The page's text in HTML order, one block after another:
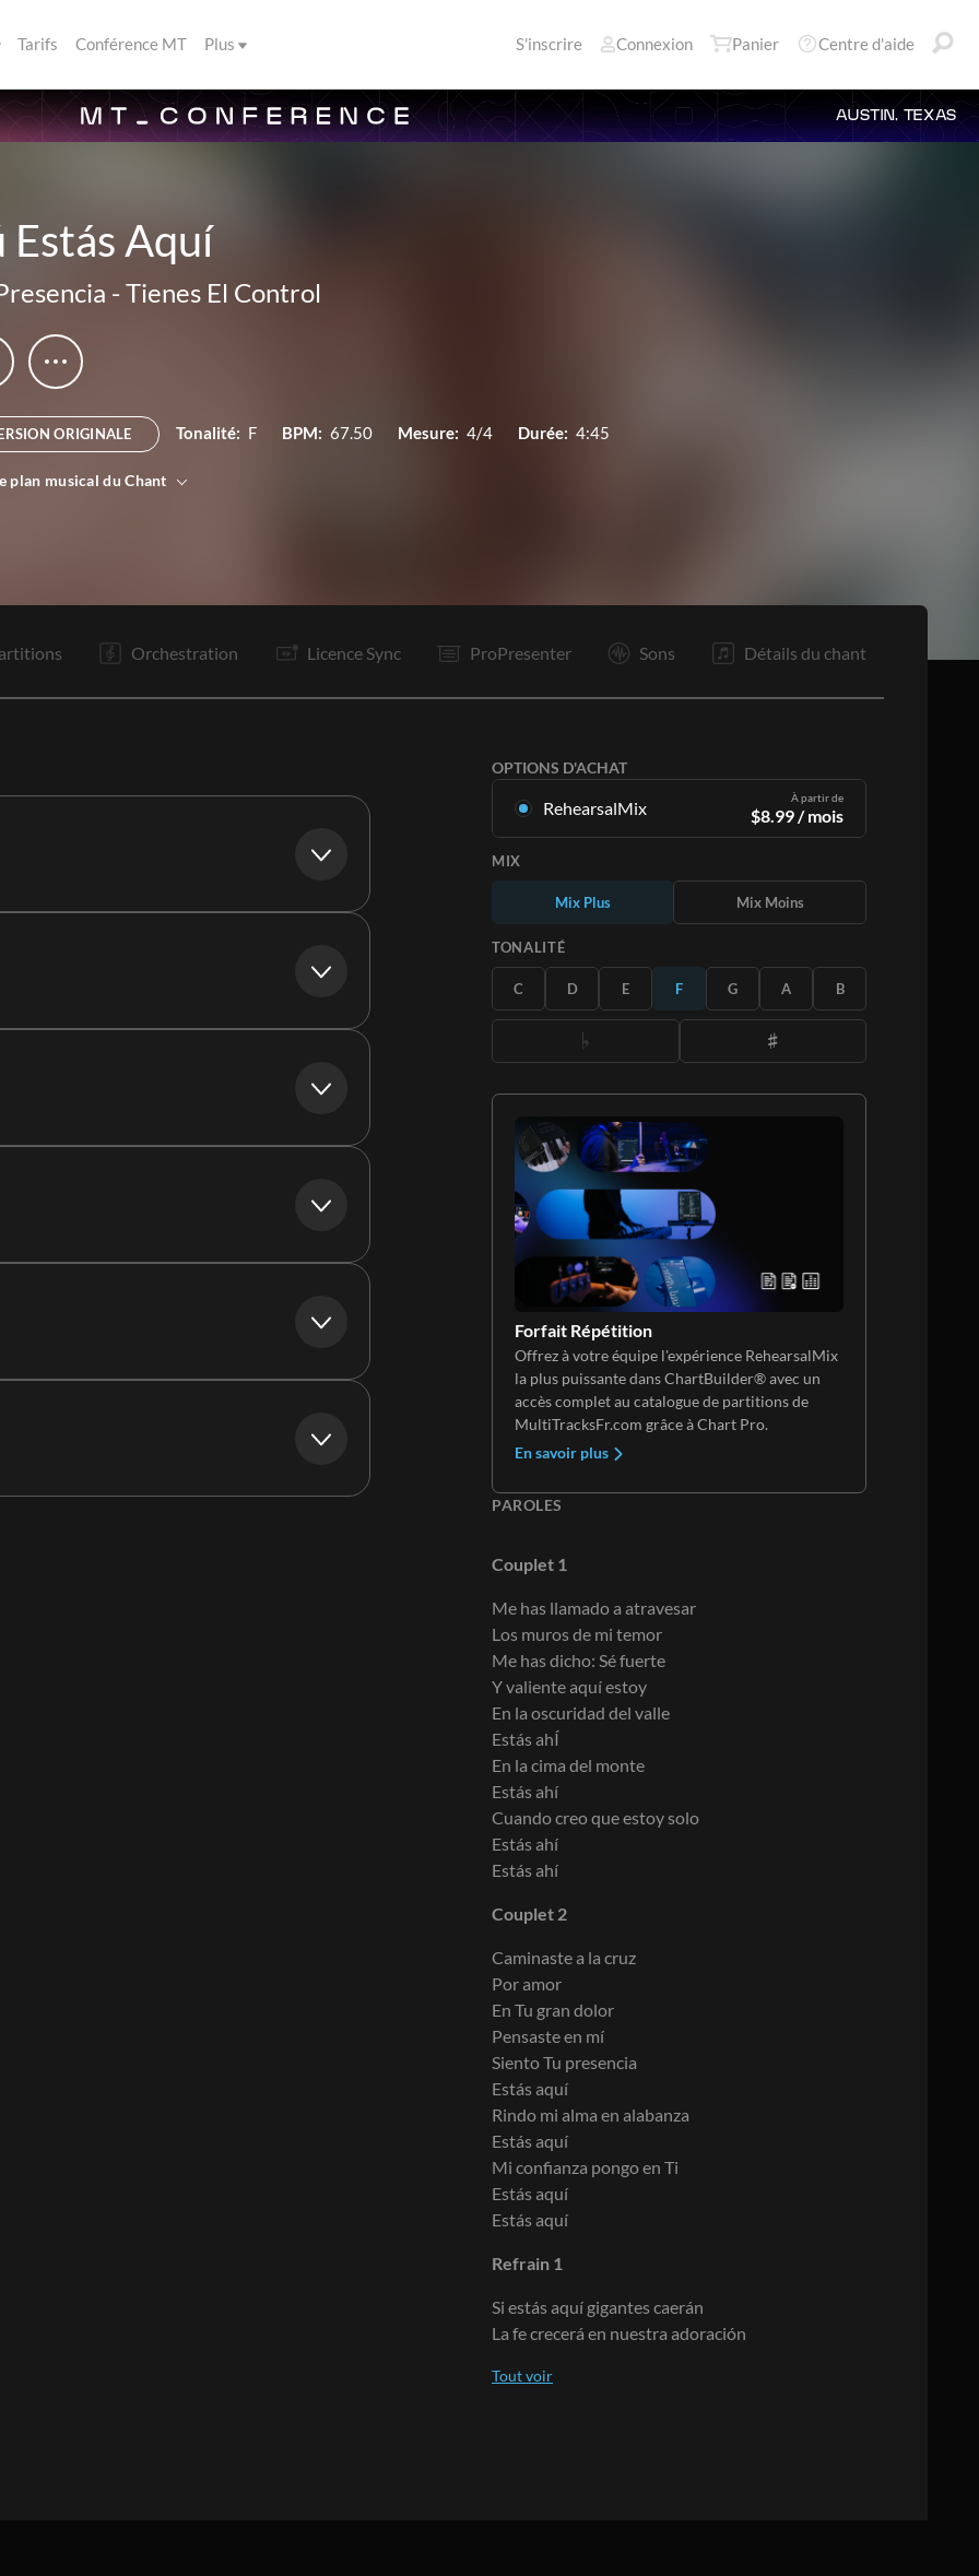
Tarifs Conférence MT Plus S'inscrire Connexion Panier Centre d'aide
AUSTIN, TEXAS
Estás Aquí
- Tienes El Control
ORIGINALE Tonalité: F BPM: 67.50 Mesure: 4/4 Durée: 4:45
plan musical du Chant
Orchestration Licence Sync ProPresenter Sons Détails du chant
OPTIONS D'ACHAT
RehearsalMix À partir de
$8.99/ mois
original. Disponible dans les 12 tonalités avec
des Mix Plus et Moins pour chaque partition et
En savoir plus
S'ABONNER
MIX
Mix Plus Mix Moins
TONALITÉ
C D E F G A B
Forfait Répétition
Offrez à votre équipe l'expérience RehearsalMix
la plus puissante dans ChartBuilder® avec un
accès complet au catalogue de partitions de
MultiTracksFr.com grâce à Chart Pro.
En savoir plus
PAROLES
Couplet 1
Me has llamado a atravesar
Los muros de mi temor
Me has dicho: Sé fuerte
Y valiente aquí estoy
En la oscuridad del valle
Estás ahÍ
En la cima del monte
Estás ahí
Cuando creo que estoy solo
Estás ahí
Estás ahí
Couplet 2
Caminaste a la cruz
Por amor
En Tu gran dolor
Pensaste en mí
Siento Tu presencia
Estás aquí
Rindo mi alma en alabanza
Estás aquí
Mi confianza pongo en Ti
Estás aquí
Estás aquí
Refrain 1
Si estás aquí gigantes caerán
La fe crecerá en nuestra adoración